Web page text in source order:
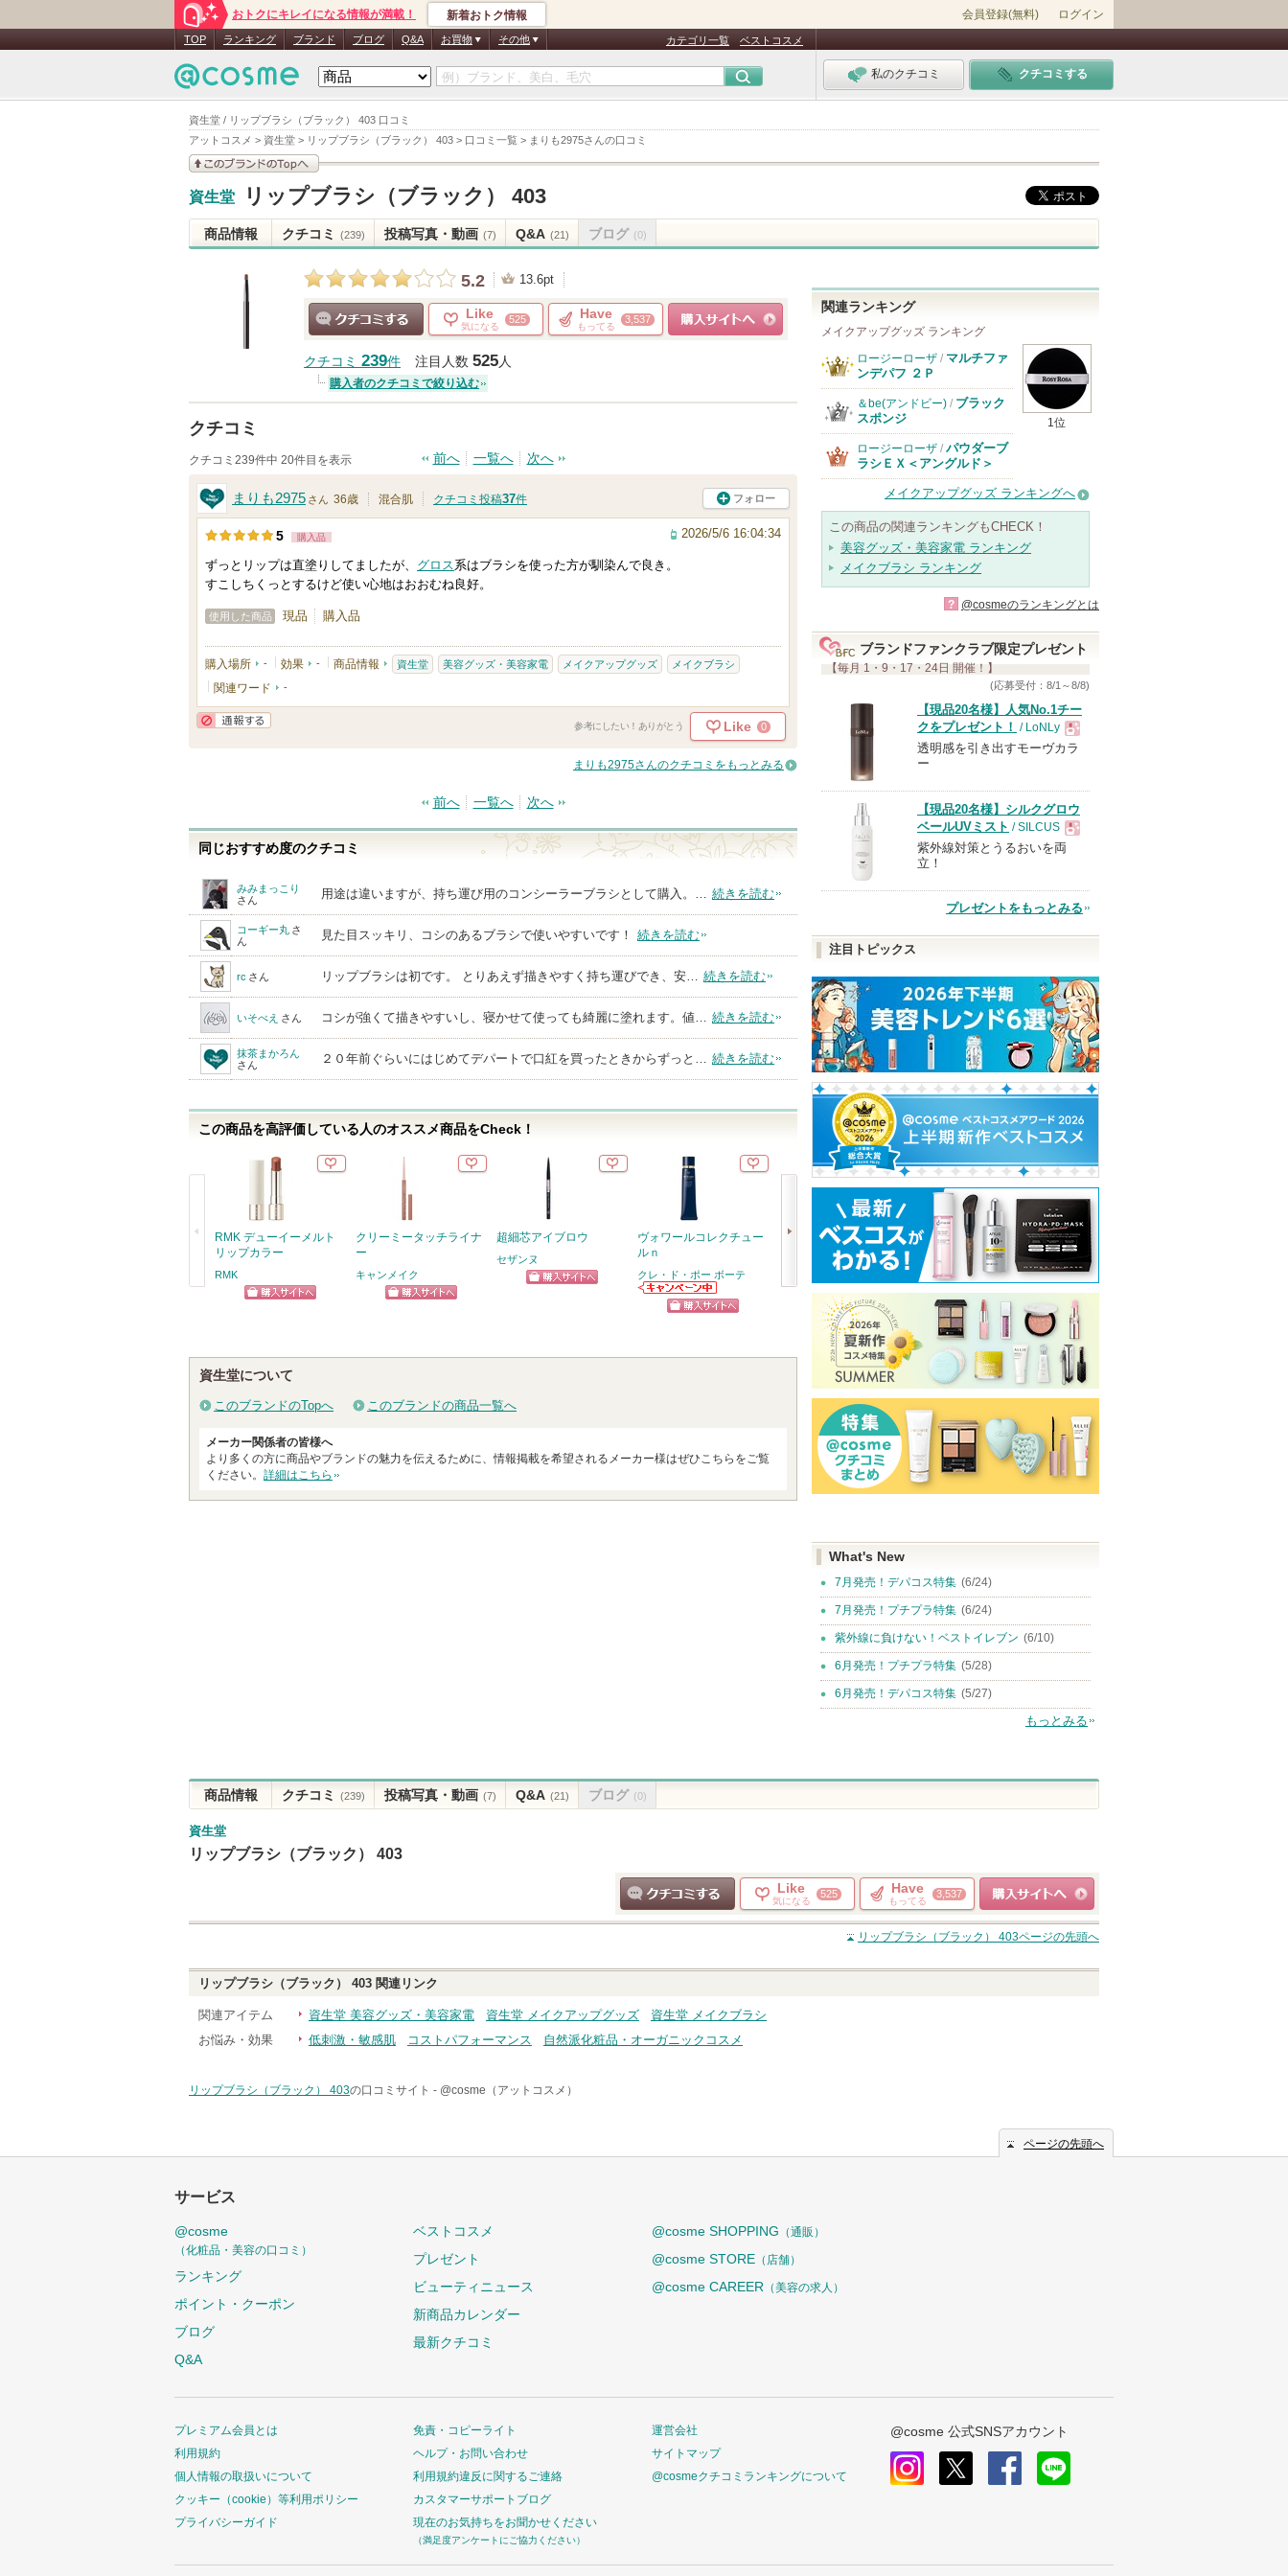
資生堂 / リップブラシ（ブラック） 403 口コミ
アットコスメ > 資生堂 > リップブラシ（ブラック） 403 > 口コミ一覧 > まりも2975さんの口コミ
おトクにキレイになる情報が満載！ 新着おトク情報 会員登録(無料) ログイン
TOP ランキング ブランド ブログ Q&A お買物 その他 カテゴリ一覧 ベストコスメ
私のクチコミ クチコミする
このブランドの情報を
見る
資生堂 リップブラシ（ブラック） 403
商品情報 クチコミ (239) 投稿写真・動画 (7) Q&A (21) ブログ (0)
5.2 13.6pt
Like
気になる
525 Have
もってる
3,537
クチコミ 239件 注目人数 525人
購入者のクチコミで絞り込む
クチコミ
クチコミ239件中 20件目を表示 前へ 一覧へ 次へ
まりも2975 さん 36歳 混合肌 クチコミ投稿37件 フォロー
5 購入品 2026/5/6 16:04:34
ずっとリップは直塗りしてましたが、 グロス系はブラシを使った方が馴染んで良き。
すこしちくっとするけど使い心地はおおむね良好。
使用した商品 現品 購入品
購入場所 - 効果 - 商品情報 資生堂 美容グッズ・美容家電 メイクアップグッズ メイクブラシ
関連ワード -
参考にしたい！ありがとう Like 0
まりも2975さんのクチコミをもっとみる
前へ 一覧へ 次へ
同じおすすめ度のクチコミ
みみまっこり
さん
用途は違いますが、持ち運び用のコンシーラーブラシとして購入。… 続きを読む
コーギー丸 さ
ん
見た目スッキリ、コシのあるブラシで使いやすいです！ 続きを読む
rc さん リップブラシは初です。 とりあえず描きやすく持ち運びでき、安… 続きを読む
いそべえ さん コシが強くて描きやすいし、寝かせて使っても綺麗に塗れます。値… 続きを読む
抹茶まかろん
さん
２０年前ぐらいにはじめてデパートで口紅を買ったときからずっと… 続きを読む
この商品を高評価している人のオススメ商品をCheck！
RMK デューイーメルト
リップカラー
RMK
クリーミータッチライナ
ー
キャンメイク
超細芯アイブロウ
セザンヌ
ヴォワールコレクチュー
ルｎ
クレ・ド・ポー ボーテ
クレ・ド・ポー
ボーテからのお
スーパーラメラシャンプ
ー&EXモイストトリート
メント ＦＯＲ ＤＡＩＬ
Ｙ ＤＡＭＡＧＥ
THE ANSWER
THE ANSWERか
らのお知らせが
あります ショッピン
グサイトへ
エリクシール デーケアレ
ボリューション ブライト
ニング ＋ ba
エリクシールか
らのお知らせが
ありますショッピン
グサイトへ
フェイシャル トリートメ
ント エッセンス
SK-II
SK-IIからのお知
資生堂について
このブランドのTopへ このブランドの商品一覧へ
メーカー関係者の皆様へ
より多くの方に商品やブランドの魅力を伝えるために、情報掲載を希望されるメーカー様はぜひこちらをご覧
ください。 詳細はこちら
関連ランキング
メイクアップグッズ ランキング
1位
ロージーローザ / マルチファ
ンデパフ ２Ｐ
＆be(アンドビー) / ブラック
スポンジ
ロージーローザ / パウダーブ
ラシＥＸ＜アングルド＞
メイクアップグッズ ランキングへ
この商品の関連ランキングもCHECK！
美容グッズ・美容家電 ランキング
メイクブラシ ランキング
? @cosmeのランキングとは
ブランドファンクラブ限定プレゼント
【毎月 1・9・17・24日 開催！】
(応募受付：8/1～8/8)
【現品20名様】人気No.1チー
クをプレゼント！ / LoNLy
現
品
透明感を引き出すモーヴカラ
ー
【現品20名様】シルクグロウ
ベールUVミスト / SILCUS
現
品
紫外線対策とうるおいを両
立！
プレゼントをもっとみる
注目トピックス
What's New
7月発売！デパコス特集 (6/24)
7月発売！プチプラ特集 (6/24)
紫外線に負けない！ベストイレブン (6/10)
6月発売！プチプラ特集 (5/28)
6月発売！デパコス特集 (5/27)
もっとみる
商品情報 クチコミ (239) 投稿写真・動画 (7) Q&A (21) ブログ (0)
資生堂
リップブラシ（ブラック） 403
クチコミする
Like
気になる
525 Have
もってる
3,537
ショッピングサイト
へ
リップブラシ（ブラック） 403ページの先頭へ
リップブラシ（ブラック） 403 関連リンク
関連アイテム 資生堂 美容グッズ・美容家電 資生堂 メイクアップグッズ
資生堂 メイクブラシ
お悩み・効果
低刺激・敏感肌 コストパフォーマンス 自然派化粧品・オーガニックコスメ
リップブラシ（ブラック） 403の口コミサイト - @cosme（アットコスメ）
ページの先頭へ
サービス
@cosme
（化粧品・美容の口コミ）
ランキング
ポイント・クーポン
ブログ
Q&A
ベストコスメ
プレゼント
ビューティニュース
新商品カレンダー
最新クチコミ
@cosme SHOPPING （通販）
@cosme STORE （店舗）
@cosme CAREER （美容の求人）
プレミアム会員とは
利用規約
個人情報の取扱いについて
クッキー（cookie）等利用ポリシー
プライバシーガイド
免責・コピーライト
ヘルプ・お問い合わせ
利用規約違反に関するご連絡
カスタマーサポートブログ
現在のお気持ちをお聞かせください
（満足度アンケートにご協力ください）
運営会社
サイトマップ
@cosmeクチコミランキングについて
@cosme 公式SNSアカウント